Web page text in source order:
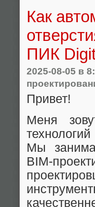
Как
ПИК
2025-08-05 в
Привет!
Меня
Мы
BIM-